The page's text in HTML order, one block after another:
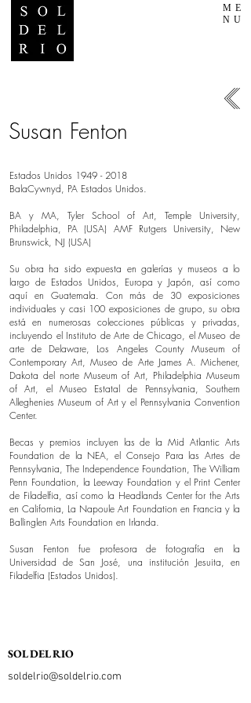
ME
NU
Susan Fenton
Estados Unidos 1949 - 2018
BalaCywnyd, PA Estados Unidos.
BA y MA, Tyler School of Art, Temple University,
Philadelphia, PA (USA) AMF Rutgers University, New
Brunswick, NJ (USA)
Su obra ha sido expuesta en galerías y museos a lo
largo de Estados Unidos, Europa y Japón, así como
aquí en Guatemala. Con más de 30 exposiciones
individuales y casi 100 exposiciones de grupo, su obra
está en numerosas colecciones públicas y privadas,
incluyendo el Instituto de Arte de Chicago, el Museo de
arte de Delaware, Los Angeles County Museum of
Contemporary Art, Museo de Arte James A. Michener,
Dakota del norte Museum of Art, Philadelphia Museum
of Art, el Museo Estatal de Pennsylvania, Southern
Alleghenies Museum of Art y el Pennsylvania Convention
Center.
Becas y premios incluyen las de la Mid Atlantic Arts
Foundation de la NEA, el Consejo Para las Artes de
Pennsylvania, The Independence Foundation, The William
Penn Foundation, la Leeway Foundation y el Print Center
de Filadelfia, así como la Headlands Center for the Arts
en California, La Napoule Art Foundation en Francia y la
Ballinglen Arts Foundation en Irlanda.
Susan Fenton fue profesora de fotografía en la
Universidad de San José, una institución Jesuita, en
Filadelfia (Estados Unidos).
SOL DEL RIO
soldelrio@soldelrio.com